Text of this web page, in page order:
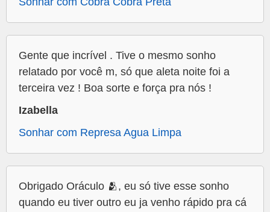
Gente que incrível . Tive o mesmo sonho
relatado por você m, só que aleta noite foi a
terceira vez ! Boa sorte e força pra nós !
Izabella
Sonhar com Represa Agua Limpa
Obrigado Oráculo 🫂, eu só tive esse sonho
quando eu tiver outro eu ja venho rápido pra cá